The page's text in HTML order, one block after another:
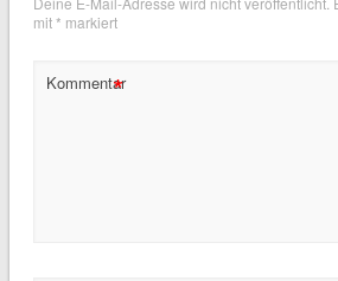
mit* markiert
Kommentar
*